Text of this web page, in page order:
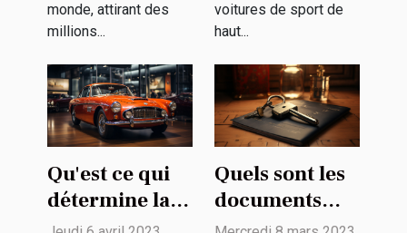
monde, attirant des
millions...
voitures de sport de
haut...
Qu'est ce qui
détermine la
valeur d'une
Quels sont les
documents
pour